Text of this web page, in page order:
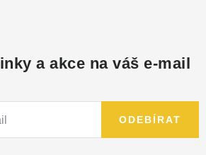
a akce na váš e-mail
ODEBÍRAT